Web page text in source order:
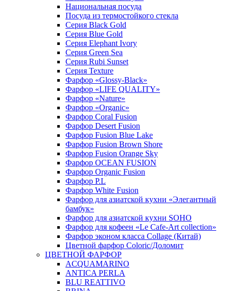
Национальная посуда
Посуда из термостойкого стекла
Серия Black Gold
Серия Blue Gold
Серия Elephant Ivory
Серия Green Sea
Серия Rubi Sunset
Серия Texture
Фарфор «Glossy-Black»
Фарфор «LIFE QUALITY»
Фарфор «Nature»
Фарфор «Organic»
Фарфор Coral Fusion
Фарфор Desert Fusion
Фарфор Fusion Blue Lake
Фарфор Fusion Brown Shore
Фарфор Fusion Orange Sky
Фарфор OCEAN FUSION
Фарфор Organic Fusion
Фарфор P.L
Фарфор White Fusion
Фарфор для азиатской кухни «Элегантный
бамбук»
Фарфор для азиатской кухни SOHO
Фарфор для кофеен «Le Cafe-Art collection»
Фарфор эконом класса Collage (Китай)
Цветной фарфор Coloric/Доломит
ЦВЕТНОЙ ФАРФОР
ACQUAMARINO
ANTICA PERLA
BLU REATTIVO